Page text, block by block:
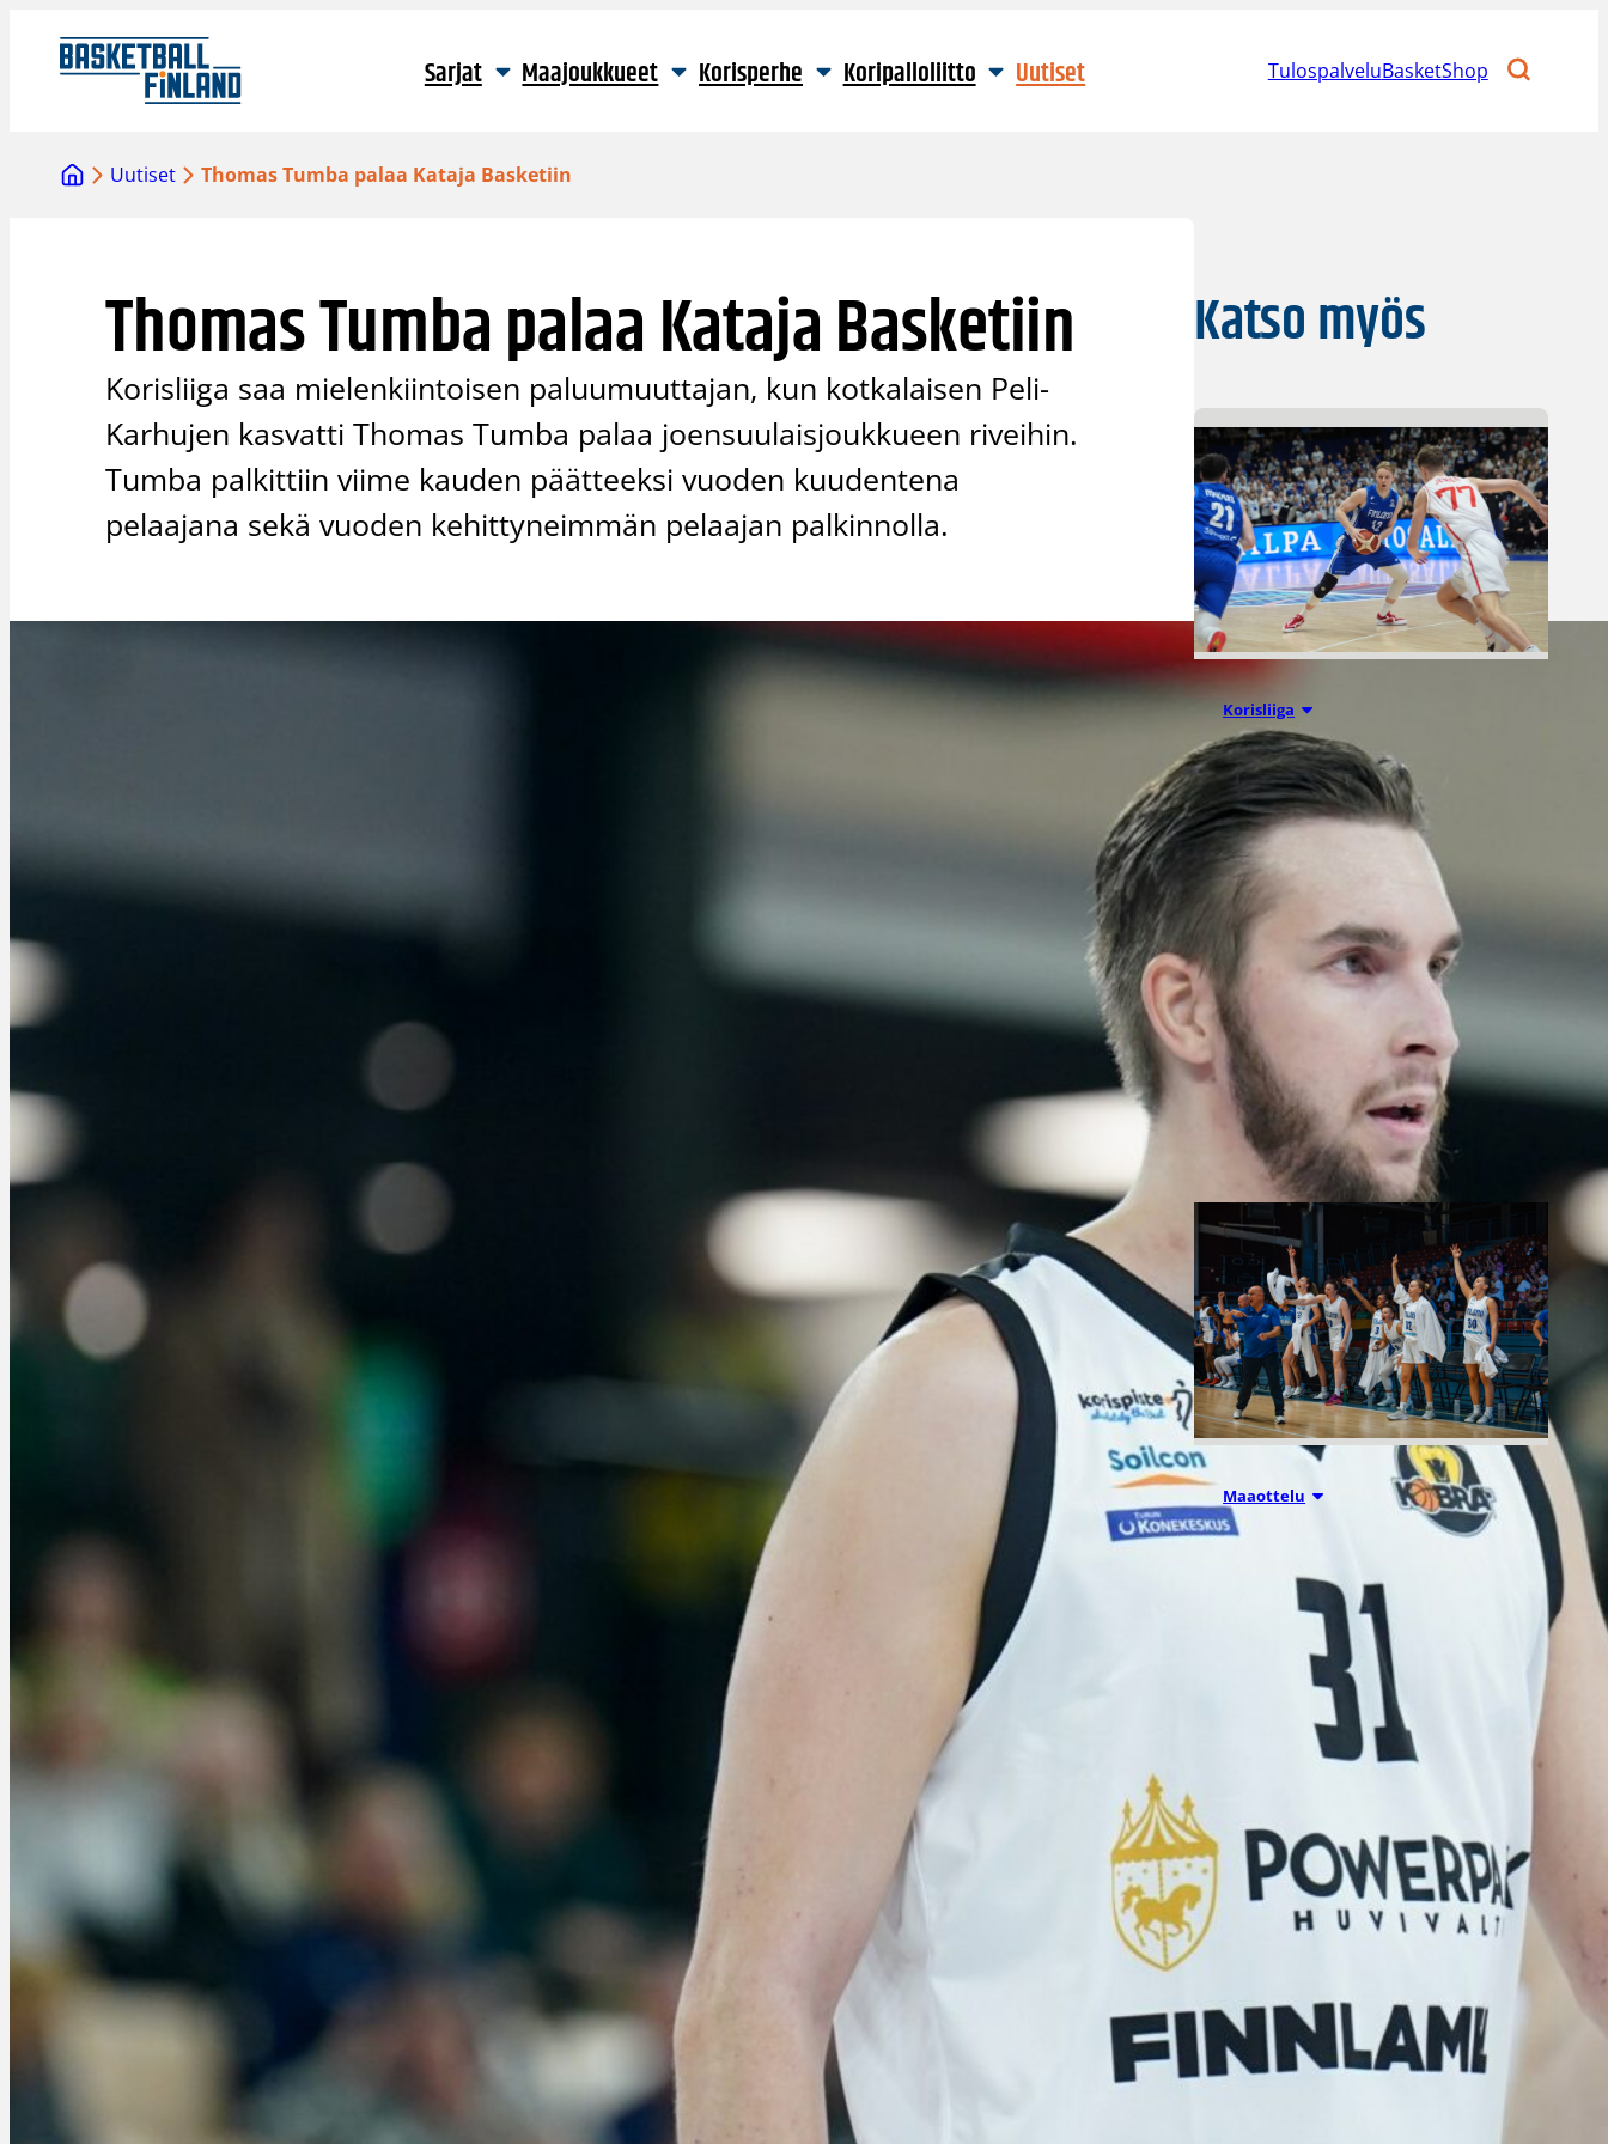
sisältöön
Sarjat Maajoukkueet Korisperhe Koripalloliitto Uutiset TulospalveluBasketShop
Uutiset Thomas Tumba palaa Kataja Basketiin
Thomas Tumba palaa Kataja Basketiin
Korisliiga saa mielenkiintoisen paluumuuttajan, kun kotkalaisen Peli-
Karhujen kasvatti Thomas Tumba palaa joensuulaisjoukkueen riveihin.
Tumba palkittiin viime kauden päätteeksi vuoden kuudentena
pelaajana sekä vuoden kehittyneimmän pelaajan palkinnolla.
Katso myös
Korisliiga
Daniel Dolenc
KTP-Basketin
haaviin
Dolenc on rakentanut pitkän
ammattilaisuran Suomen lisäksi
Ranskassa, Itävallassa,
Liettuassa, Romaniassa,
Bosniassa ja viimeksi Islannissa.
Maaottelu 06.08.2026 21:44
Susiladiesin
puolustus
rautaa
Tukholmassa
–
harvinaislaatu
inen voitto
Liettuasta
Susiladies nappasi